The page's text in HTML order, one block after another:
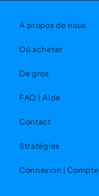
À propos de nous
Où acheter
De gros
FAQ | Aide
Contact
Stratégies
Connexion | Compte